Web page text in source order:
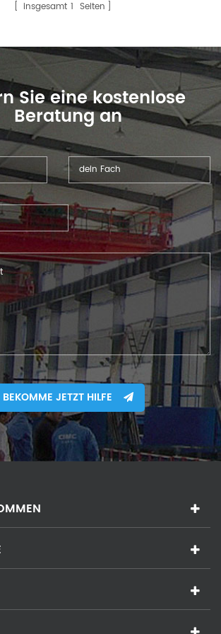
insgesamt 1 Seiten
Sie eine kostenlose
Beratung an
BEKOMME JETZT HILFE